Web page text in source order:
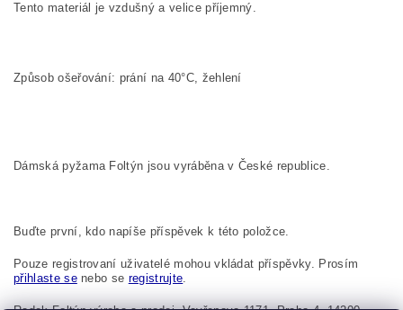
Tento materiál je vzdušný a velice příjemný.
Způsob ošeřování: prání na 40°C, žehlení
Dámská pyžama Foltýn jsou vyráběna v České republice.
Buďte první, kdo napíše příspěvek k této položce.
Pouze registrovaní uživatelé mohou vkládat příspěvky. Prosím
přihlaste senebo se registrujte.